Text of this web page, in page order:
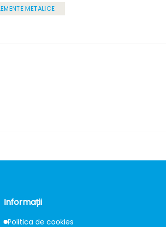
METALICE
Informații
Politica de cookies